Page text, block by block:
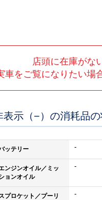
店頭に在庫がな
車をご覧になりたい場
表示（−）の消耗品
ッテリー -
ンジンオイル／ミッ
ョンオイル
-
プロケット／プーリ
-